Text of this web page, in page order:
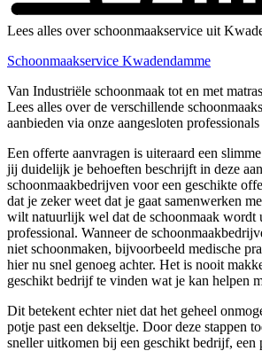
Lees alles over schoonmaakservice uit
Schoonmaakservice Kwadendamme
Van Industriële schoonmaak tot en met
Lees alles over de verschillende
aanbieden via onze aangesloten
Een offerte aanvragen is uiteraard een
jij duidelijk je behoeften beschrijft in deze
schoonmaakbedrijven voor een geschikte
dat je zeker weet dat je gaat samenwerken
wilt natuurlijk wel dat de schoonmaak wordt
professional. Wanneer de
niet schoonmaken, bijvoorbeeld medische
hier nu snel genoeg achter. Het is nooit
geschikt bedrijf te vinden wat je kan helpen
Dit betekent echter niet dat het geheel
potje past een dekseltje. Door deze stappen
sneller uitkomen bij een geschikt bedrijf, een